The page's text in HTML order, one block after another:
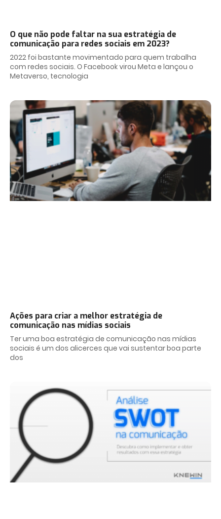
O que não pode faltar na sua estratégia de
comunicação para redes sociais em 2023?
2022 foi bastante movimentado para quem trabalha
com redes sociais. O Facebook virou Meta e lançou o
Metaverso, tecnologia
Ações para criar a melhor estratégia de
comunicação nas mídias sociais
Ter uma boa estratégia de comunicação nas mídias
sociais é um dos alicerces que vai sustentar boa parte
dos